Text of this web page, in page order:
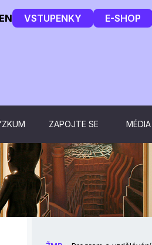
EN VSTUPENKY E-SHOP
ZAPOJTE SE MÉDIA